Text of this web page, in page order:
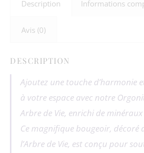
Description Informations
Avis (0)
DESCRIPTION
Ajoutez une touche d’harmonie
à votre espace avec notre
Arbre de Vie, enrichi de
Ce magnifique bougeoir, décoré
l’Arbre de Vie, est conçu pour